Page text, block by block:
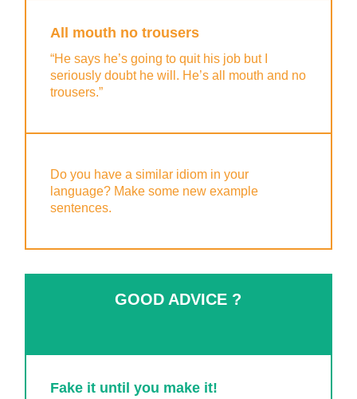
All mouth no trousers
“He says he’s going to quit his job but I
seriously doubt he will. He’s all mouth and no
trousers.”
Do you have a similar idiom in your
language? Make some new example
sentences.
GOOD ADVICE ?
Fake it until you make it!